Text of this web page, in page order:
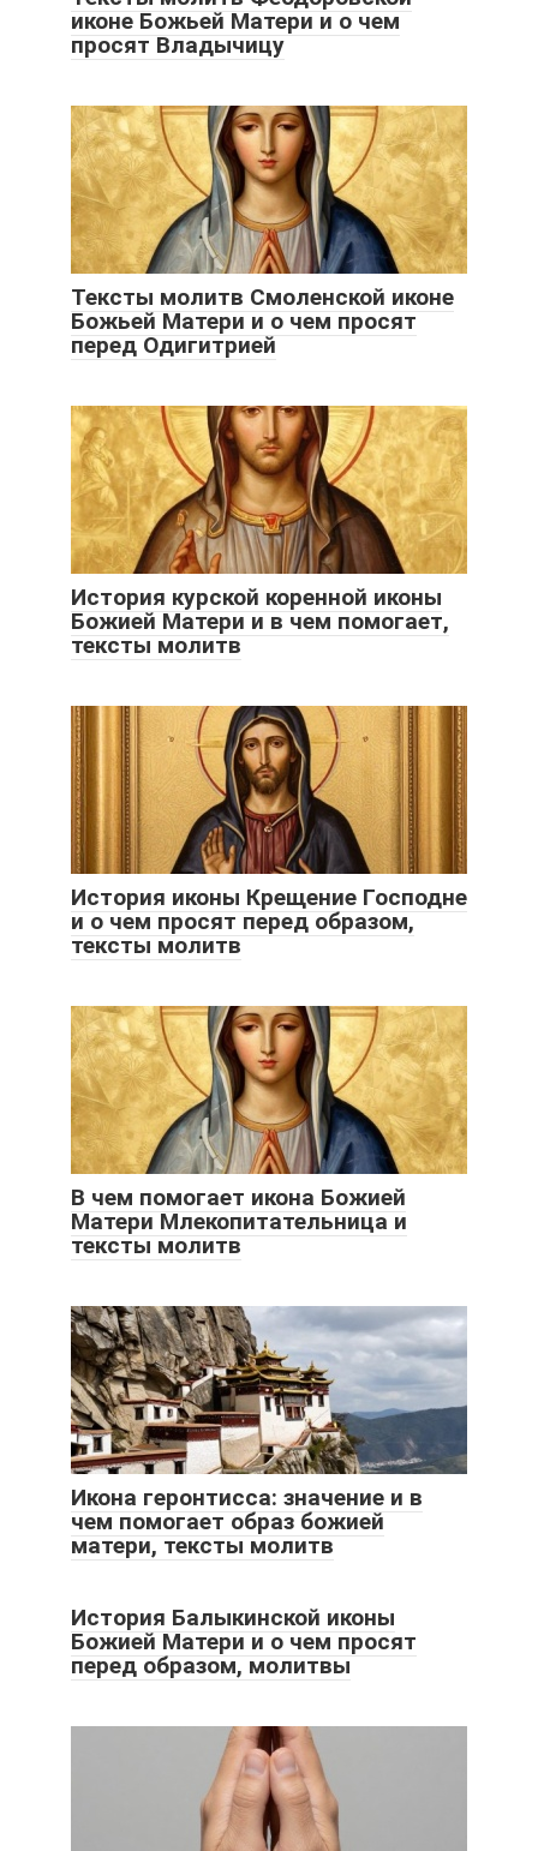
иконе Божьей Матери и о чем
просят Владычицу
Тексты молитв Смоленской иконе
Божьей Матери и о чем просят
перед Одигитрией
История курской коренной иконы
Божией Матери и в чем помогает,
тексты молитв
История иконы Крещение Господне
и о чем просят перед образом,
тексты молитв
В чем помогает икона Божией
Матери Млекопитательница и
тексты молитв
Икона геронтисса: значение и в
чем помогает образ божией
матери, тексты молитв
История Балыкинской иконы
Божией Матери и о чем просят
перед образом, молитвы